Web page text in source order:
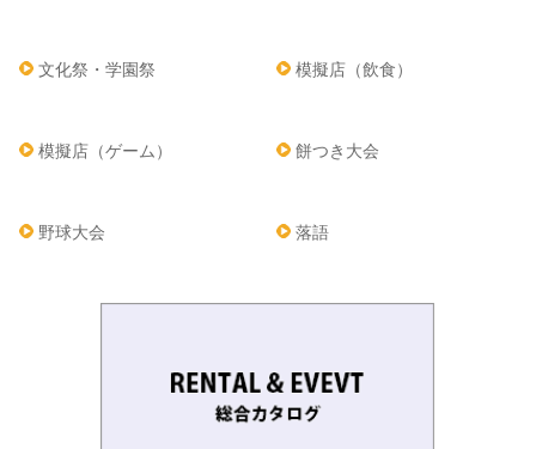
文化祭・学園祭 模擬店（飲食）
模擬店（ゲーム） 餅つき大会
野球大会 落語